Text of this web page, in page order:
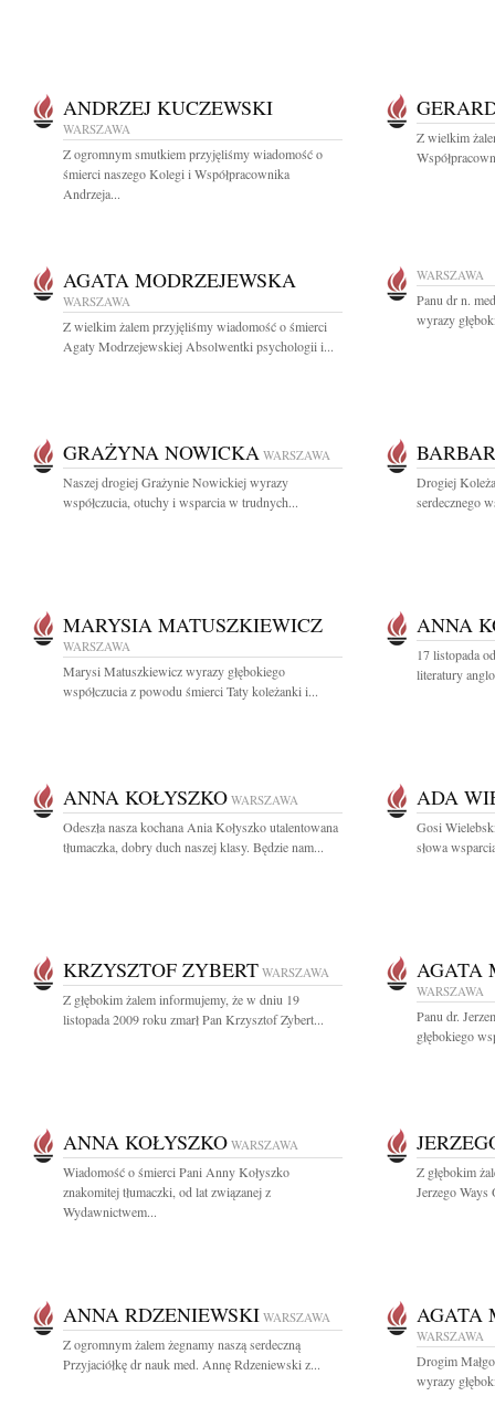
ANDRZEJ KUCZEWSKI
WARSZAWA
Z ogromnym smutkiem przyjęliśmy wiadomość o
śmierci naszego Kolegi i Współpracownika
Andrzeja...
Z wielkim
AGATA MODRZEJEWSKA
WARSZAWA
Z wielkim żalem przyjęliśmy wiadomość o śmierci
Agaty Modrzejewskiej Absolwentki psychologii i...
WARSZAWA
Panu dr n.
wyrazy
GRAŻYNA NOWICKA WARSZAWA
Naszej drogiej Grażynie Nowickiej wyrazy
współczucia, otuchy i wsparcia w trudnych...
Drogiej
serdecznego
MARYSIA MATUSZKIEWICZ
WARSZAWA
Marysi Matuszkiewicz wyrazy głębokiego
współczucia z powodu śmierci Taty koleżanki i...
ANNA
17 listopada
literatury
ANNA KOŁYSZKO WARSZAWA
Odeszła nasza kochana Ania Kołyszko utalentowana
tłumaczka, dobry duch naszej klasy. Będzie nam...
ADA
Gosi
słowa
KRZYSZTOF ZYBERT WARSZAWA
Z głębokim żalem informujemy, że w dniu 19
listopada 2009 roku zmarł Pan Krzysztof Zybert...
AGATA
WARSZAWA
Panu dr.
głębokiego
ANNA KOŁYSZKO WARSZAWA
Wiadomość o śmierci Pani Anny Kołyszko
znakomitej tłumaczki, od lat związanej z
Wydawnictwem...
Z głębokim
Jerzego Ways
ANNA RDZENIEWSKI WARSZAWA
Z ogromnym żalem żegnamy naszą serdeczną
Przyjaciółkę dr nauk med. Annę Rdzeniewski z...
AGATA
WARSZAWA
Drogim
wyrazy